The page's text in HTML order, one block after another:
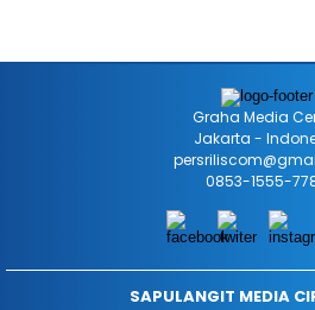
Graha Media
Jakarta -
0853-1555-
SAPULANGIT MEDIA